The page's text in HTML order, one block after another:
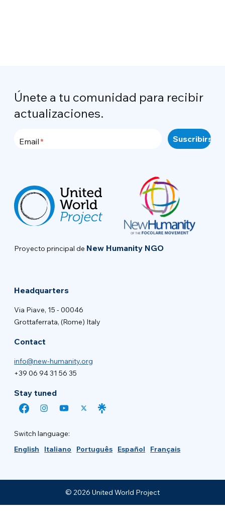
Únete a tu comunidad para recibir
actualizaciones.
Email
Proyecto principal de New Humanity NGO
Headquarters
Via Piave, 15 - 00046
Grottaferrata, (Rome) Italy
Contact
info@new-humanity.org
+39 06 94 31 56 35
Stay tuned
Switch language:
English
Italiano Português Español Français
© 2026 United World Project